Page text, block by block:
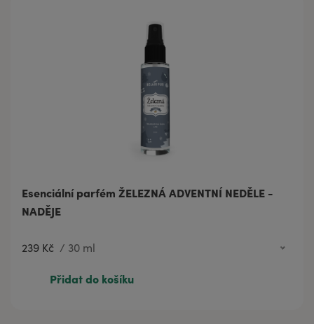
Esenciální parfém ŽELEZNÁ ADVENTNÍ NEDĚLE -
NADĚJE
239 Kč / 30 ml
239 Kč
30 ml
Přidat do košíku